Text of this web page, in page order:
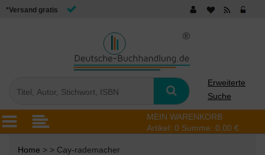
*Versand gratis
Erweiterte
Suche
MEIN WARENKORB
Artikel: 0 Summe: 0,00 €
Home > > Cay-rademacher